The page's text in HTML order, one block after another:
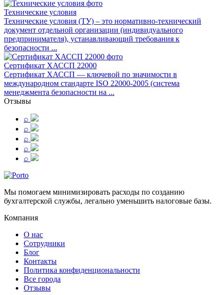
Технические условия
Технические условия (ТУ) – это нормативно-технический
документ отдельной организации (индивидуального
предпринимателя), устанавливающий требования к
безопасности ...
Сертификат ХАССП 22000
Сертификат ХАССП ― ключевой по значимости в
международном стандарте ISO 22000-2005 (система
менеджмента безопасности на ...
Отзывы
⌕
⌕
⌕
⌕
⌕
Мы помогаем минимизировать расходы по созданию
бухгалтерской службы, легально уменьшить налоговые базы.
Компания
О нас
Сотрудники
Блог
Контакты
Политика конфиденциональности
Все города
Отзывы